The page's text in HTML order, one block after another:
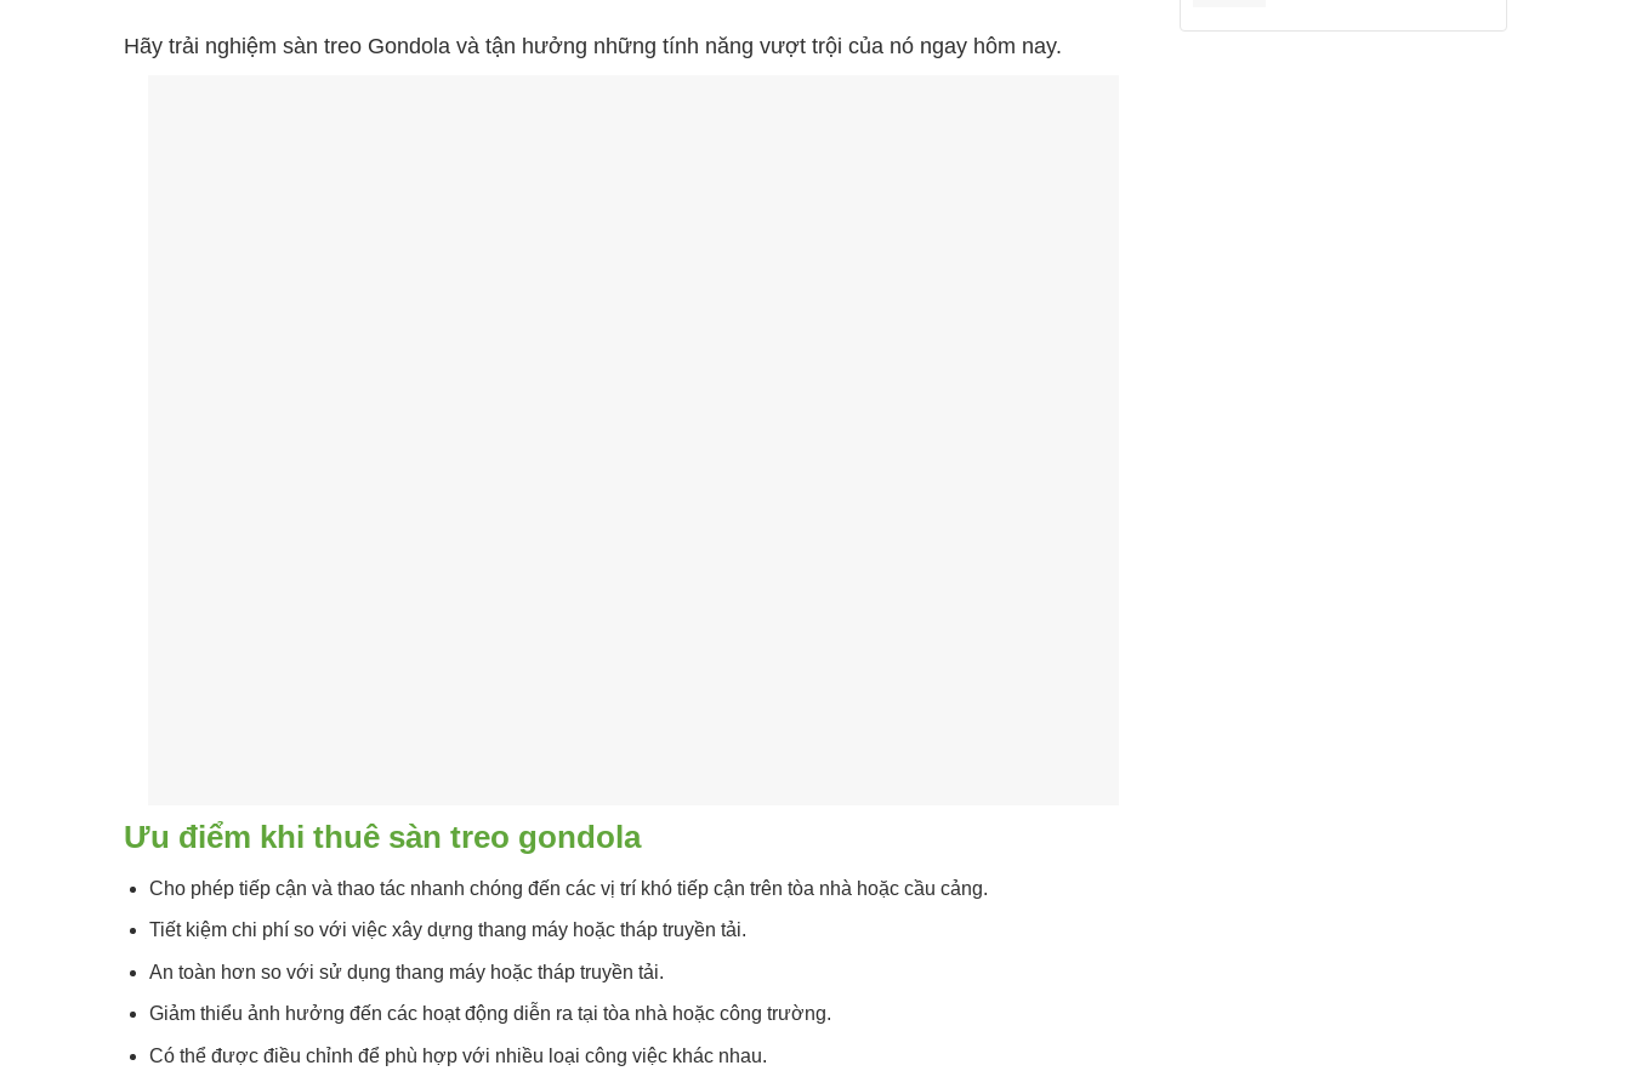
Hãy trải nghiệm sàn treo Gondola và tận hưởng những tính năng vượt trội của nó ngay hôm nay.
Ưu điểm khi thuê sàn treo gondola
Cho phép tiếp cận và thao tác nhanh chóng đến các vị trí khó tiếp cận trên tòa nhà hoặc cầu cảng.
Tiết kiệm chi phí so với việc xây dựng thang máy hoặc tháp truyền tải.
An toàn hơn so với sử dụng thang máy hoặc tháp truyền tải.
Giảm thiểu ảnh hưởng đến các hoạt động diễn ra tại tòa nhà hoặc công trường.
Có thể được điều chỉnh để phù hợp với nhiều loại công việc khác nhau.